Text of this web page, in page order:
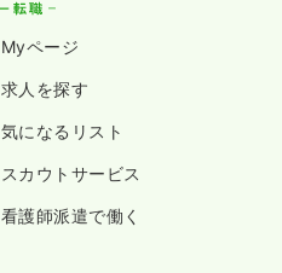
Myページ
求人を探す
気になるリスト
スカウトサービス
看護師派遣で働く